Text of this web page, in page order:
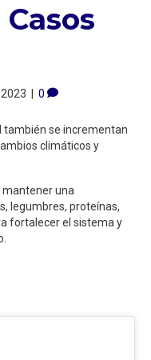
| 0
también se incrementan
climáticos y
mantener una
legumbres, proteínas,
fortalecer el sistema y